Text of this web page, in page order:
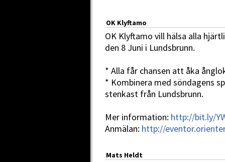
OK Klyftamo
OK Klyftamo vill hälsa alla
den 8 Juni i Lundsbrunn.
* Alla får chansen att åka
* Kombinera med söndagens
stenkast från Lundsbrunn.
Mer information: http://bit.ly/
Anmälan: http://
Mats Heldt